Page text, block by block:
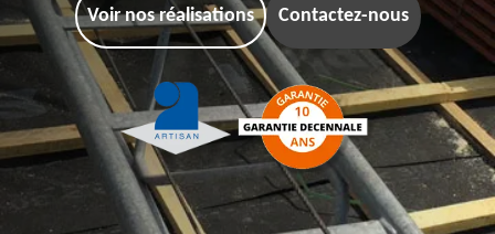
Voir nos réalisations Contactez-nous